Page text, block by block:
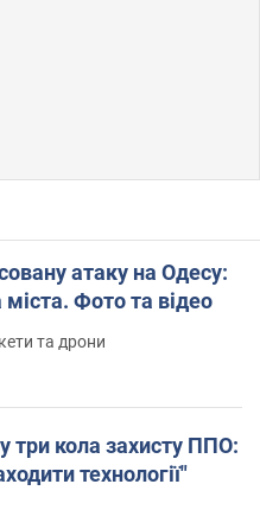
атаку на Одесу:
міста. Фото та відео
та дрони
три кола захисту ППО:
технології"